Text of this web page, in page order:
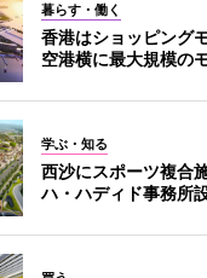
暮らす・働く
香港はショッピング
空港横に最大規模の
学ぶ・知る
西沙にスポーツ複合
ハ・ハディド事務所